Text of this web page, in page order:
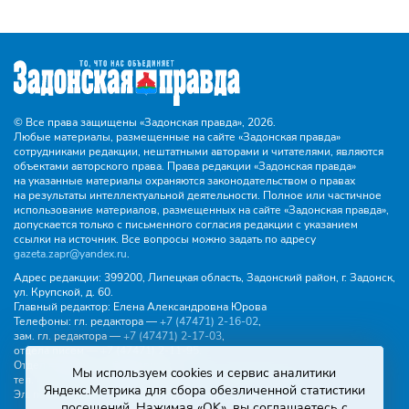
© Все права защищены «Задонская правда», 2026.
Любые материалы, размещенные на сайте «Задонская правда»
сотрудниками редакции, нештатными авторами и читателями, являются
объектами авторского права. Права редакции «Задонская правда»
на указанные материалы охраняются законодательством о правах
на результаты интеллектуальной деятельности. Полное или частичное
использование материалов, размещенных на сайте «Задонская правда»,
допускается только с письменного согласия редакции с указанием
ссылки на источник. Все вопросы можно задать по адресу
gazeta.zapr@yandex.ru.
Адрес редакции: 399200, Липецкая область, Задонский район, г. Задонск,
ул. Крупской, д. 60.
Главный редактор: Елена Александровна Юрова
Телефоны: гл. редактора —+7 (47471) 2‑16‑02,
зам. гл. редактора —+7 (47471) 2‑17‑03,
отдела писем —+7 (47471) 2‑11‑95.
Отдел рекламы и объявлений:
тел.
+7 (47471) 2‑43‑88, эл. почта -buh.gzp@yandex.ru
Эл. почта:gazeta.zapr@yandex.ru
Мы используем cookies и сервис аналитики
Яндекс.Метрика для сбора обезличенной статистики